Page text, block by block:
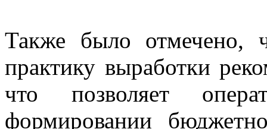
Также было отмечено,
практику выработки
что позволяет
формировании